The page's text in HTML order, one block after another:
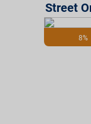
8%
Street